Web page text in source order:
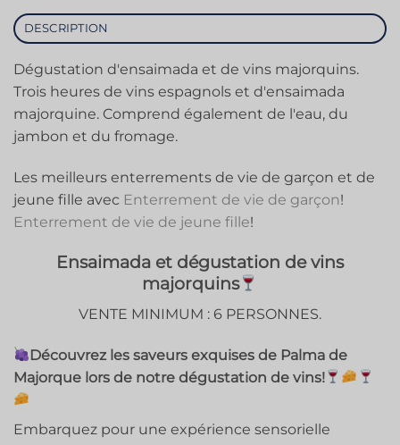
DESCRIPTION
Dégustation d'ensaimada et de vins majorquins.
Trois heures de vins espagnols et d'ensaimada
majorquine. Comprend également de l'eau, du
jambon et du fromage.
Les meilleurs enterrements de vie de garçon et de
jeune fille avec Enterrement de vie de garçon!
Enterrement de vie de jeune fille!
Ensaimada et dégustation de vins
majorquins
VENTE MINIMUM : 6 PERSONNES.
Découvrez les saveurs exquises de Palma de
Majorque lors de notre dégustation de vins!
Embarquez pour une expérience sensorielle